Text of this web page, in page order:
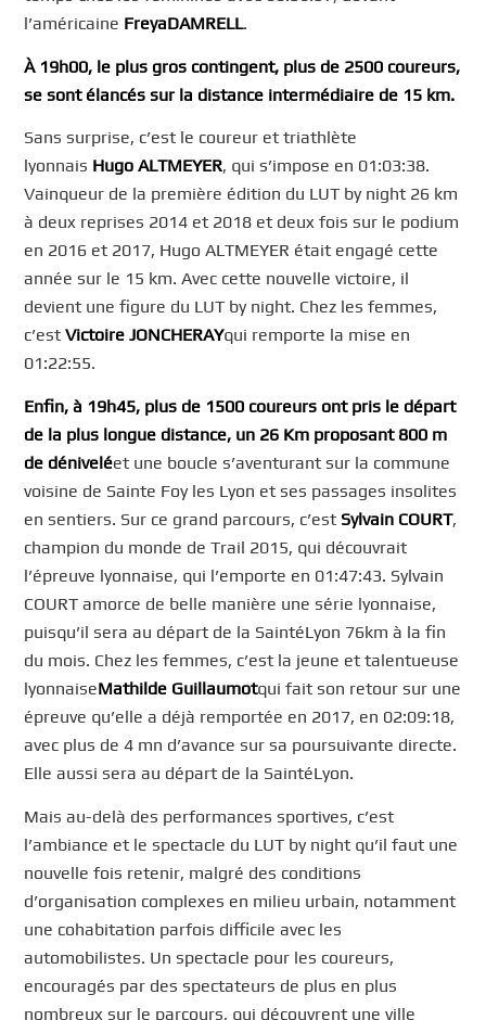
l’américaine FreyaDAMRELL.
À 19h00, le plus gros contingent, plus de 2500 coureurs,
se sont élancés sur la distance intermédiaire de 15 km.
Sans surprise, c’est le coureur et triathlète
lyonnais Hugo ALTMEYER, qui s’impose en 01:03:38.
Vainqueur de la première édition du LUT by night 26 km
à deux reprises 2014 et 2018 et deux fois sur le podium
en 2016 et 2017, Hugo ALTMEYER était engagé cette
année sur le 15 km. Avec cette nouvelle victoire, il
devient une figure du LUT by night. Chez les femmes,
c’estVictoire JONCHERAYqui remporte la mise en
01:22:55.
Enfin, à 19h45, plus de 1500 coureurs ont pris le départ
de la plus longue distance, un 26 Km proposant 800 m
de déniveléet une boucle s’aventurant sur la commune
voisine de Sainte Foy les Lyon et ses passages insolites
en sentiers. Sur ce grand parcours, c’est Sylvain COURT,
champion du monde de Trail 2015, qui découvrait
l’épreuve lyonnaise, qui l’emporte en 01:47:43. Sylvain
COURT amorce de belle manière une série lyonnaise,
puisqu’il sera au départ de la SaintéLyon 76km à la fin
du mois. Chez les femmes, c’est la jeune et talentueuse
lyonnaiseMathilde Guillaumotqui fait son retour sur une
épreuve qu’elle a déjà remportée en 2017, en 02:09:18,
avec plus de 4 mn d’avance sur sa poursuivante directe.
Elle aussi sera au départ de la SaintéLyon.
Mais au-delà des performances sportives, c’est
l’ambiance et le spectacle du LUT by night qu’il faut une
nouvelle fois retenir, malgré des conditions
d’organisation complexes en milieu urbain, notamment
une cohabitation parfois difficile avec les
automobilistes. Un spectacle pour les coureurs,
encouragés par des spectateurs de plus en plus
nombreux sur le parcours, qui découvrent une ville